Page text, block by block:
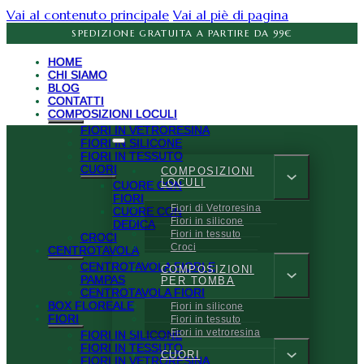
Vai al contenuto principale Vai al piè di pagina
SPEDIZIONE GRATUITA A PARTIRE DA 99€
HOME
CHI SIAMO
BLOG
CONTATTI
COMPOSIZIONI LOCULI
FIORI IN VETRORESINA
FIORI IN SILICONE
FIORI IN TESSUTO
CUORI
CUORE CON
FIORI
CUORE CON
DEDICA
CROCI
CENTROTAVOLA
CENTROTAVOLA FIORI E
PAMPAS
CENTROTAVOLA FIORI
BOX FLOREALE
FIORI
FIORI IN SILICONE
FIORI IN TESSUTO
FIORI IN VETRORESINA
COMPOSIZIONI
LOCULI
Fiori di Vetroresina
Fiori in silicone
Fiori in tessuto
Croci
COMPOSIZIONI
PER TOMBA
Fiori in silicone
Fiori in tessuto
Fiori in vetroresina
CUORI